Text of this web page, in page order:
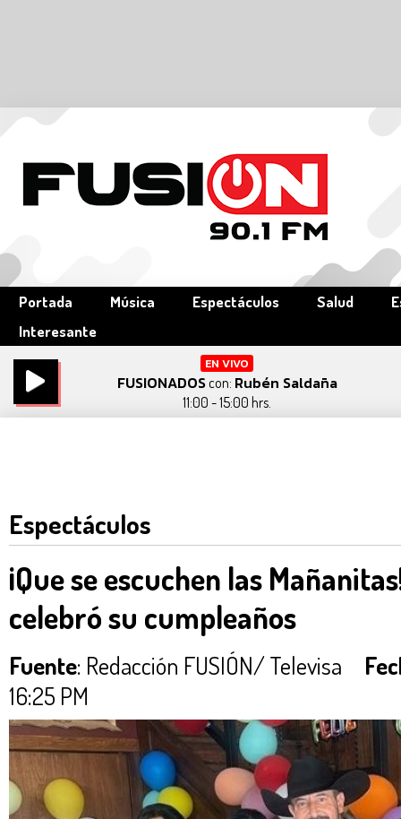
Portada Música Espectáculos Salud
Interesante
EN VIVO
FUSIONADOScon: Rubén Saldaña
11:00 - 15:00 hrs.
Espectáculos
¡Que se escuchen las
celebró su cumpleaños
Fuente: Redacción FUSIÓN/ Televisa
16:25 PM